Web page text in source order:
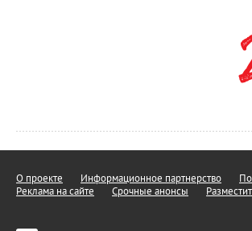
О проекте Информационное партнерство
Реклама на сайте
Срочные анонсы